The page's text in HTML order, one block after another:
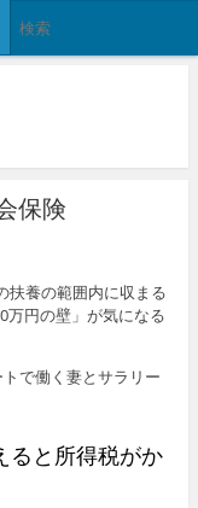
保険
扶養の範囲内に収まる
万円の壁」が気になる
で働く妻とサラリー
と所得税がか